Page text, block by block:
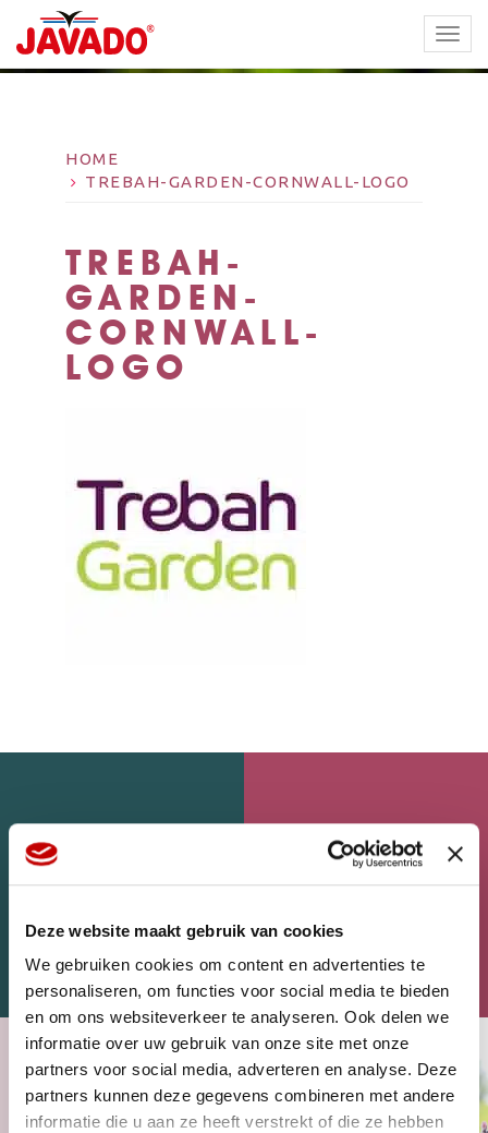
Deze website maakt gebruik van cookies
We gebruiken cookies om content en advertenties te
personaliseren, om functies voor social media te bieden
en om ons websiteverkeer te analyseren. Ook delen we
informatie over uw gebruik van onze site met onze
partners voor social media, adverteren en analyse. Deze
partners kunnen deze gegevens combineren met andere
informatie die u aan ze heeft verstrekt of die ze hebben
HOME
TREBAH-GARDEN-CORNWALL-LOGO
TREBAH-
GARDEN-
CORNWALL-
LOGO
WEBSHOP HOME